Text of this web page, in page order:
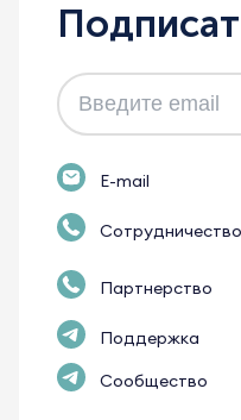
E-mail
Сотрудничество
Партнерство
Поддержка
Сообщество